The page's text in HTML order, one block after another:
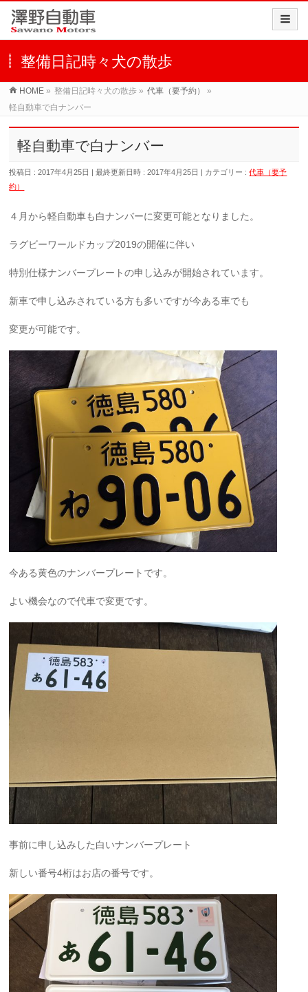
整備日記時々犬の散歩
HOME » 整備日記時々犬の散歩 » 代車（要予約）
»
軽自動車で白ナンバー
軽自動車で白ナンバー
投稿日 : 2017年4月25日 最終更新日時 : 2017年4月25日 カテゴリー :代車（要予
約）
４月から軽自動車も白ナンバーに変更可能となりました。
ラグビーワールドカップ2019の開催に伴い
特別仕様ナンバープレートの申し込みが開始されています。
新車で申し込みされている方も多いですが今ある車でも
変更が可能です。
今ある黄色のナンバープレートです。
よい機会なので代車で変更です。
事前に申し込みした白いナンバープレート
新しい番号4桁はお店の番号です。